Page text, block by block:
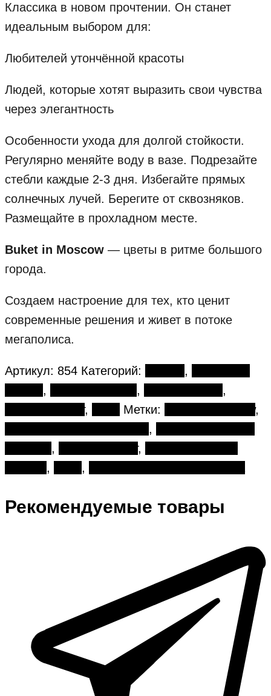
Классика в новом прочтении. Он станет
идеальным выбором для:
Любителей утончённой красоты
Людей, которые хотят выразить свои чувства
через элегантность
Особенности ухода для долгой стойкости.
Регулярно меняйте воду в вазе. Подрезайте
стебли каждые 2-3 дня. Избегайте прямых
солнечных лучей. Берегите от сквозняков.
Размещайте в прохладном месте.
Buket in Moscow — цветы в ритме большого
города.
Создаем настроение для тех, кто ценит
современные решения и живет в потоке
мегаполиса.
Артикул: 854 Категорий: ,
, ,
,
, Метки:
,
,
, ,
, ,
Рекомендуемые товары